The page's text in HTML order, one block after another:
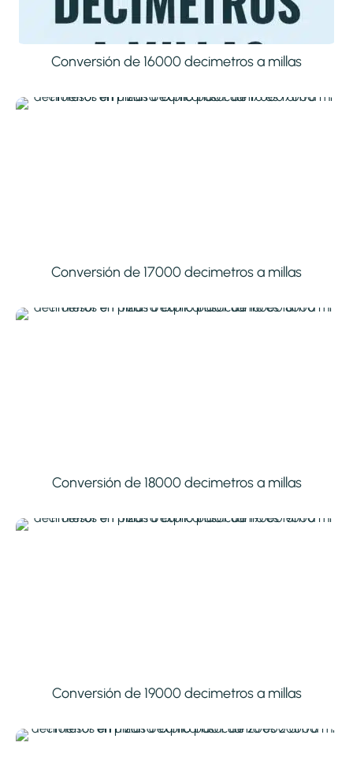
Conversión de 16000 decimetros a millas
Conversión de 17000 decimetros a millas
Conversión de 18000 decimetros a millas
Conversión de 19000 decimetros a millas